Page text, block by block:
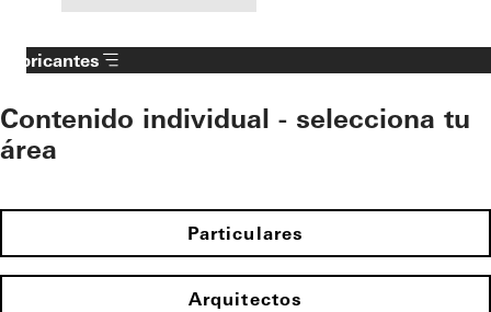
Fabricantes
Contenido individual - selecciona tu
área
Particulares
Arquitectos